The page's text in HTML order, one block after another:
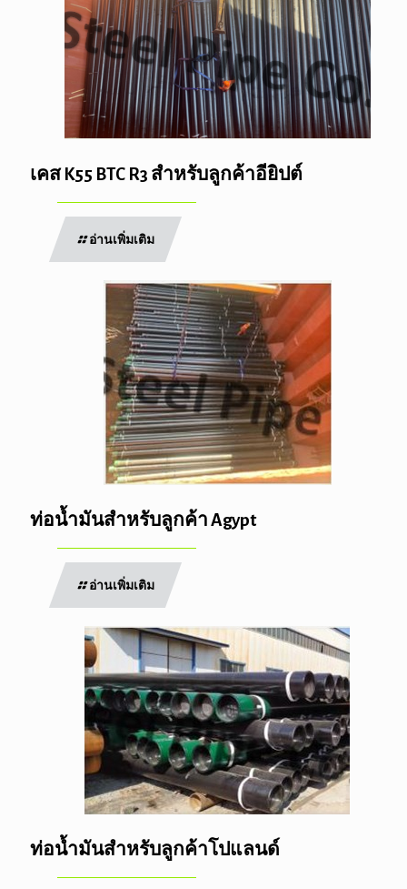
เคส K55 BTC R3 สำหรับลูกค้าอียิปต์
อ่านเพิ่มเติม
ท่อน้ำมันสำหรับลูกค้า Agypt
อ่านเพิ่มเติม
ท่อน้ำมันสำหรับลูกค้าโปแลนด์